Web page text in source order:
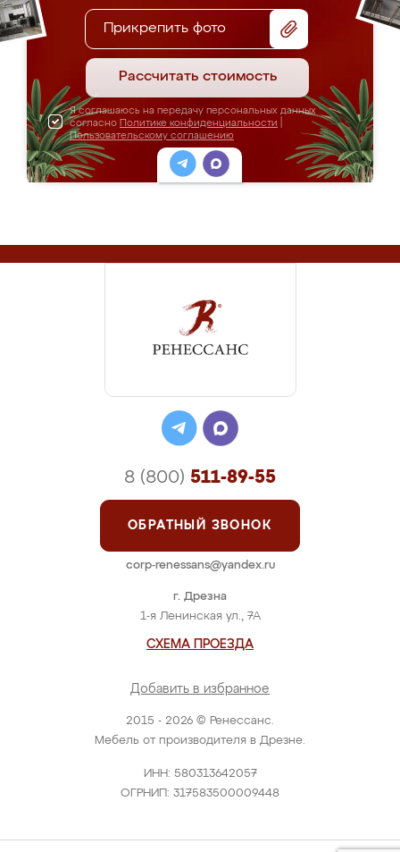
Прикрепить фото
Рассчитать стоимость
Я соглашаюсь на передачу персональных данных
согласно Политике конфиденциальности
Пользовательскому соглашению
2015 - 2026 © Ренессанс.
Мебель от производителя в Дрезне.
ИНН: 580313642057
ОГРНИП: 317583500009448
г. Дрезна
1-я Ленинская ул., 7А
СХЕМА ПРОЕЗДА
Добавить в избранное
8 (800) 511-89-55
ОБРАТНЫЙ ЗВОНОК
corp-renessans@yandex.ru